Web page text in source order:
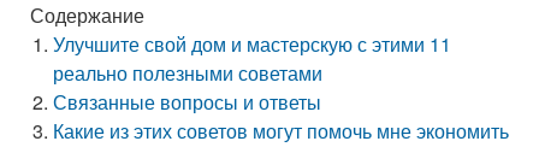
Содержание
Улучшите свой дом и мастерскую с этими 11
реально полезными советами
Связанные вопросы и ответы
Какие из этих советов могут помочь мне экономить